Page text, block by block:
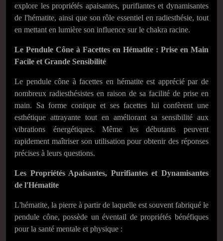
explore les propriétés apaisantes, purifiantes et dynamisantes
de l'hématite, ainsi que son rôle essentiel en radiesthésie, tout
en mettant en lumière son influence sur le chakra racine.
Le Pendule Cône à Facettes en Hématite : Prise en Main
Facile et Grande Sensibilité
Le pendule cône à facettes en hématite est apprécié par de
nombreux radiesthésistes en raison de sa facilité de prise en
main. Sa forme conique et ses facettes lui confèrent une
esthétique attrayante tout en améliorant sa sensibilité aux
vibrations énergétiques. Même les débutants peuvent
rapidement maîtriser son utilisation pour obtenir des réponses
précises à leurs questions.
Les Propriétés Apaisantes, Purifiantes et Dynamisantes
de l'Hématite
L'hématite, la pierre à partir de laquelle est souvent fabriqué le
pendule cône, possède un éventail de propriétés bénéfiques
pour la santé mentale et physique :